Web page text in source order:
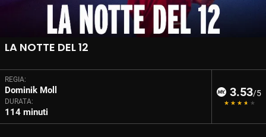
LA NOTTE DEL 12
REGIA:
Dominik Moll
DURATA:
114 minuti
3.53/5